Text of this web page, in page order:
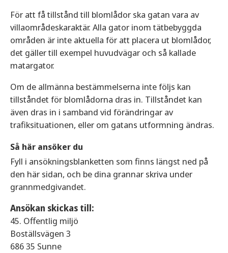
För att få tillstånd till blomlådor ska gatan vara av
villaområdeskaraktär. Alla gator inom tätbebyggda
områden är inte aktuella för att placera ut blomlådor,
det gäller till exempel huvudvägar och så kallade
matargator.
Om de allmänna bestämmelserna inte följs kan
tillståndet för blomlådorna dras in. Tillståndet kan
även dras in i samband vid förändringar av
trafiksituationen, eller om gatans utformning ändras.
Så här ansöker du
Fyll i ansökningsblanketten som finns längst ned på
den här sidan, och be dina grannar skriva under
grannmedgivandet.
Ansökan skickas till:
45. Offentlig miljö
Boställsvägen 3
686 35 Sunne